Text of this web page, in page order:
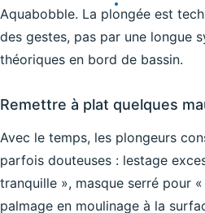
Aquabobble. La plongée est
des gestes, pas par une longue
théoriques en bord de bassin.
Remettre à plat quelques
Avec le temps, les plongeurs
parfois douteuses : lestage
tranquille », masque serré pour
palmage en moulinage à la